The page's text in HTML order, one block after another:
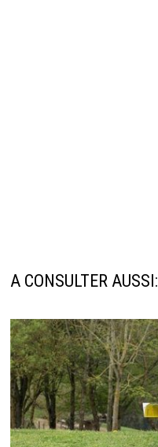
A CONSULTER AUSSI: